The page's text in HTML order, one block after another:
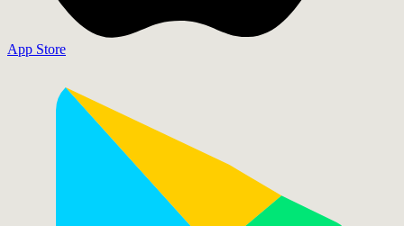
App Store